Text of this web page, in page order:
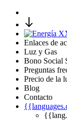
Enlaces de
Luz y Gas
Bono Social
Preguntas
Precio de la
Blog
Contacto